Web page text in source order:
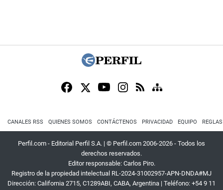
CANALES RSS QUIENES SOMOS CONTÁCTENOS PRIVACIDAD EQUIPO
Perfil.com - Editorial Perfil S.A. | © Perfil.com 2006-2026 - Todos los
derechos reservados.
Editor responsable: Carlos Piro.
Registro de la propiedad intelectual RL-2024-31002957-APN-DNDA#MJ
Dirección: California 2715, C1289ABI, CABA, Argentina | Teléfono: +54 9 11